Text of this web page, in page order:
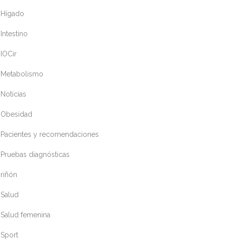
Hígado
Intestino
IOCir
Metabolismo
Noticias
Obesidad
Pacientes y recomendaciones
Pruebas diagnósticas
riñón
Salud
Salud femenina
Sport